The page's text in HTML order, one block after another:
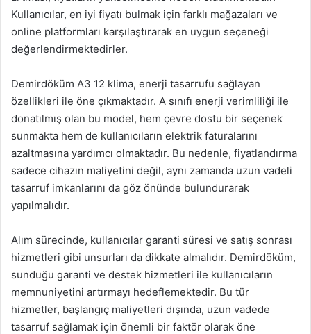
Kullanıcılar, en iyi fiyatı bulmak için farklı mağazaları ve
online platformları karşılaştırarak en uygun seçeneği
değerlendirmektedirler.
Demirdöküm A3 12 klima, enerji tasarrufu sağlayan
özellikleri ile öne çıkmaktadır. A sınıfı enerji verimliliği ile
donatılmış olan bu model, hem çevre dostu bir seçenek
sunmakta hem de kullanıcıların elektrik faturalarını
azaltmasına yardımcı olmaktadır. Bu nedenle, fiyatlandırma
sadece cihazın maliyetini değil, aynı zamanda uzun vadeli
tasarruf imkanlarını da göz önünde bulundurarak
yapılmalıdır.
Alım sürecinde, kullanıcılar garanti süresi ve satış sonrası
hizmetleri gibi unsurları da dikkate almalıdır. Demirdöküm,
sunduğu garanti ve destek hizmetleri ile kullanıcıların
memnuniyetini artırmayı hedeflemektedir. Bu tür
hizmetler, başlangıç maliyetleri dışında, uzun vadede
tasarruf sağlamak için önemli bir faktör olarak öne